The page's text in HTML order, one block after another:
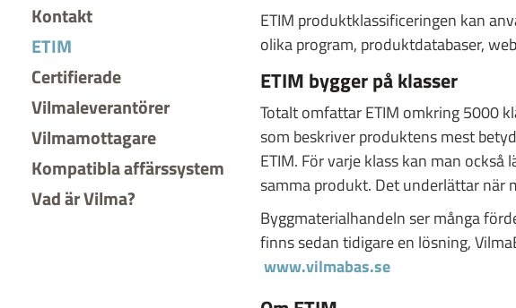
Kontakt
ETIM
Certifierade
Vilmaleverantörer
Vilmamottagare
Kompatibla affärssystem
Vad är Vilma?
ETIM produktklassificeringen kan
olika program, produktdatabaser,
ETIM bygger på klasser
Totalt omfattar ETIM omkring 5000
som beskriver produktens mest
ETIM. För varje klass kan man
samma produkt. Det underlättar när
Byggmaterialhandeln ser många
finns sedan tidigare en lösning,
www.vilmabas.se